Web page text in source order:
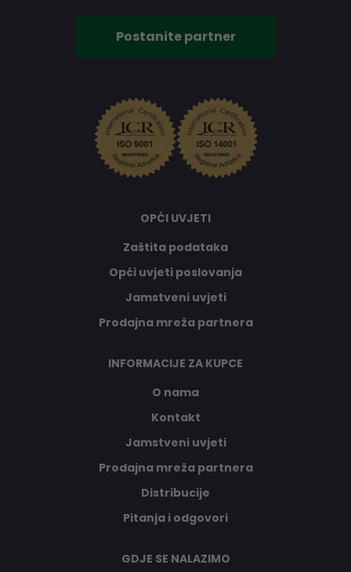
Postanite partner
OPĆI UVJETI
Zaštita podataka
Opći uvjeti poslovanja
Jamstveni uvjeti
Prodajna mreža partnera
INFORMACIJE ZA KUPCE
O nama
Kontakt
Jamstveni uvjeti
Prodajna mreža partnera
Distribucije
Pitanja i odgovori
GDJE SE NALAZIMO